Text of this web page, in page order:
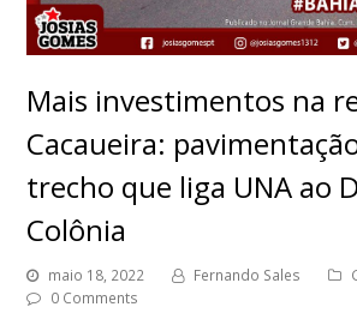
Mais investimentos na
Cacaueira:
trecho que liga UNA ao
Colônia
maio 18, 2022 Fernando Sales
0 Comments